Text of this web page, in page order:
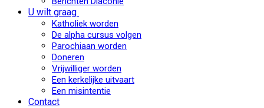
U wilt graag
Katholiek worden
De alpha cursus volgen
Parochiaan worden
Doneren
Vrijwilliger worden
Een kerkelijke uitvaart
Een misintentie
Contact